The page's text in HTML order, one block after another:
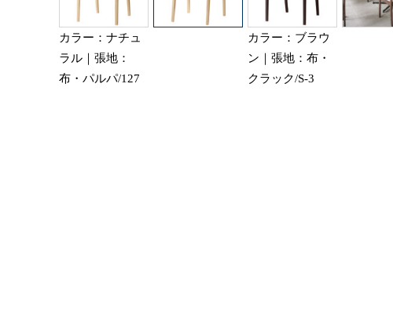
カラー：ナチュ
ラル｜張地：
布・パルパ/127
カラー：ブラウ
ン｜張地：布・
クラック/S-3